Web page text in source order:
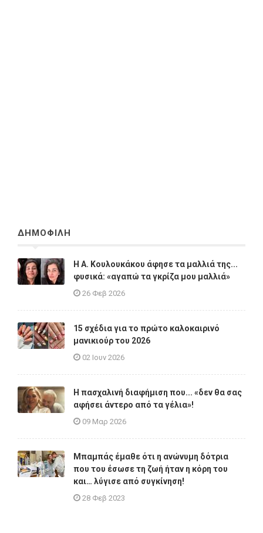
ΔΗΜΟΦΙΛΗ
Η A. Κουλουκάκου άφησε τα μαλλιά της...
φυσικά: «αγαπώ τα γκρίζα μου μαλλιά»
26 Φεβ 2026
15 σχέδια για το πρώτο καλοκαιρινό
μανικιούρ του 2026
02 Ιουν 2026
Η πασχαλινή διαφήμιση που... «δεν θα σας
αφήσει άντερο από τα γέλια»!
09 Μαρ 2026
Μπαμπάς έμαθε ότι η ανώνυμη δότρια
που του έσωσε τη ζωή ήταν η κόρη του
και… λύγισε από συγκίνηση!
28 Φεβ 2023